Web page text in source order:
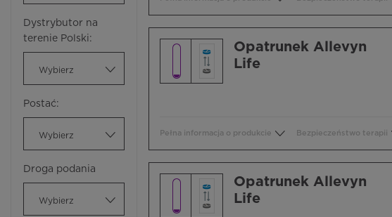
Dystrybutor na
terenie Polski:
Wybierz
Postać:
Wybierz
Droga podania
Wybierz
Opatrunek Allevyn
Life
Pełna informacja o produkcie Bezpieczeństwo terapii
Opatrunek Allevyn
Life